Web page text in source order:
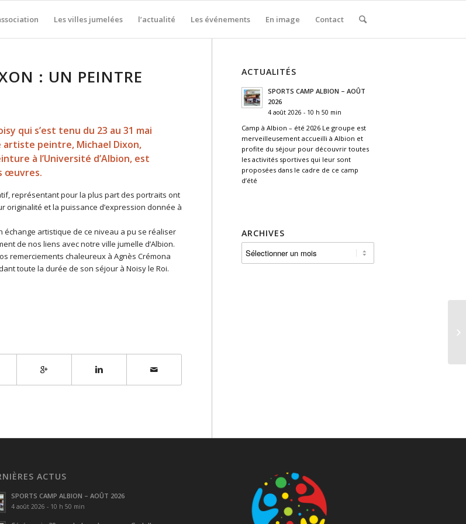
Les villes jumelées l’actualité Les événements En image Contact
: UN PEINTRE
qui s’est tenu du 23 au 31 mai
artiste peintre, Michael Dixon,
à l’Université d’Albion, est
œuvres.
représentant pour la plus part des portraits ont
originalité et la puissance d’expression donnée à
échange artistique de ce niveau a pu se réaliser
de nos liens avec notre ville jumelle d’Albion.
remerciements chaleureux à Agnès Crémona
toute la durée de son séjour à Noisy le Roi.
ACTUALITÉS
SPORTS CAMP ALBION – AOÛT
2026
4 août 2026 - 10 h 50 min
Camp à Albion – été 2026 Le groupe est
merveilleusement accueilli à Albion et
profite du séjour pour découvrir toutes
les activités sportives qui leur sont
proposées dans le cadre de ce camp
d’été
ARCHIVES
ACTUS
SPORTS CAMP ALBION – AOÛT 2026
4 août 2026 - 10 h 50 min